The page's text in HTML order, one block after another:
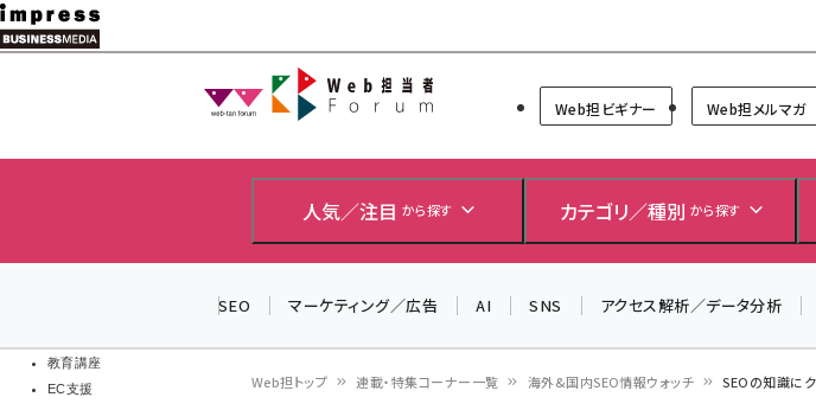
メ
イ
教育講座
EC支援
Web担当者Forum
Web担ビギナー Web担メルマガ
人気／注目 から探す カテゴリ／種別 から探す
SEO マーケティング／広告 AI SNS アクセス解析／データ分析
Web担トップ 連載・特集コーナー一覧 海外&国内SEO情報ウォッチ SEOの知識に
＼ 8月27日開催、申し込み受付
2026」開催！
▼申し込みはこちらから▼